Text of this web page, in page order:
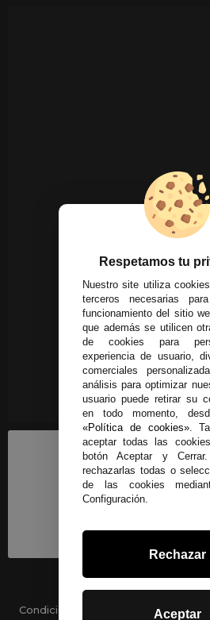
Condiciones generales Políticas
Respetamos tu
Nuestro site utiliza
terceros necesarias
funcionamiento del sitio
que además se utilicen
de cookies para
experiencia de usuario,
comerciales
análisis para optimizar
usuario puede retirar su
en todo momento,
«Política de cookies».
aceptar todas las
botón Aceptar y
rechazarlas todas o
de las cookies
Configuración.
Rechazar
Aceptar